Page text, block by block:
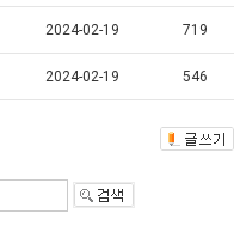
2024-02-19 719
2024-02-19 546